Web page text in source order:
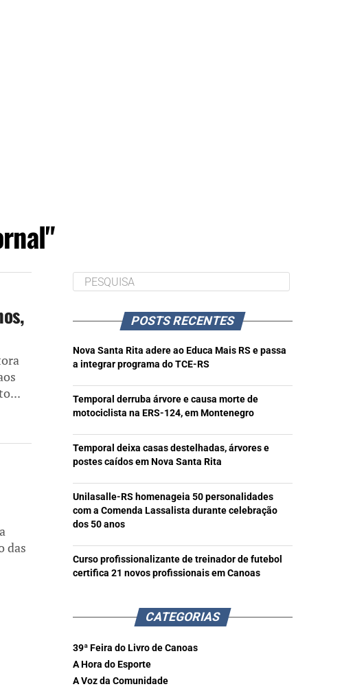
das
POSTS RECENTES
Nova Santa Rita adere ao Educa Mais RS e passa
a integrar programa do TCE-RS
Temporal derruba árvore e causa morte de
motociclista na ERS-124, em Montenegro
Temporal deixa casas destelhadas, árvores e
postes caídos em Nova Santa Rita
Unilasalle-RS homenageia 50 personalidades
com a Comenda Lassalista durante celebração
dos 50 anos
Curso profissionalizante de treinador de futebol
certifica 21 novos profissionais em Canoas
CATEGORIAS
39ª Feira do Livro de Canoas
A Hora do Esporte
A Voz da Comunidade